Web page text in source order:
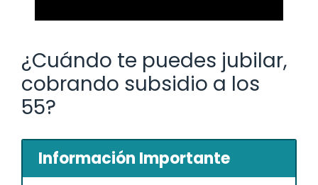
¿Cuándo te puedes jubilar,
cobrando subsidio a los
55?
Información Importante